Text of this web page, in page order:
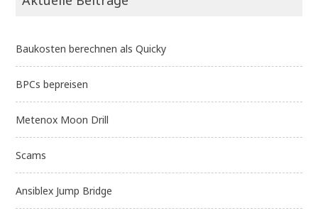
Baukosten berechnen als Quicky
BPCs bepreisen
Metenox Moon Drill
Scams
Ansiblex Jump Bridge